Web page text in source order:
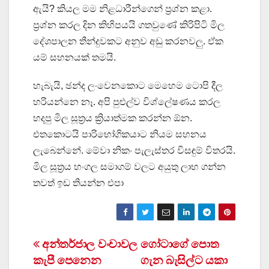
ඇයි? කියල මම නිළධාරීන්ගෙන් ප්‍රශ්න කළා.
ප්‍රශ්න කරල දින කිහිපයයි ගතවුණේ කිරිපිටි මිල
දේශපාලන තීන්දුවකට අනුව අඩු කරනවලු. ඒක
යම් සහනයක් තමයි.
හැබැයි, ඡන්ද ලංවෙනකොට මෙහෙම ටොපි දීල
හරියන්නෙ නෑ. අපි පුළුල්ව විශ්ලේෂණය කරල
හදපු මිල සූත්‍රය ක්‍රියාත්මක කරන්න ඕන.
එතකොටයි පාරිභෝගිකයාට නියම සහනය
ලැබෙන්නේ. මේවා නිකං පැලැස්තර විසඳුම් විතරයි.
මිල සූත්‍රය හංගල සමාගම් වලට අයුතු ලාභ ගන්න
තවත් ඉඩ තියන්න එපා
Post
ගෝටාගේ පොත
ගැන බැසිල්ට යකා
අන්තර්ජාල වංචාවල
කැපී පෙනෙන